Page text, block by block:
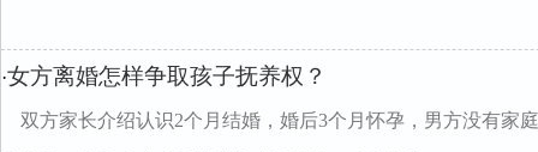
·女方离婚怎样争取孩子抚养权？
双方家长介绍认识2个月结婚，婚后3个月怀孕，男方没有家